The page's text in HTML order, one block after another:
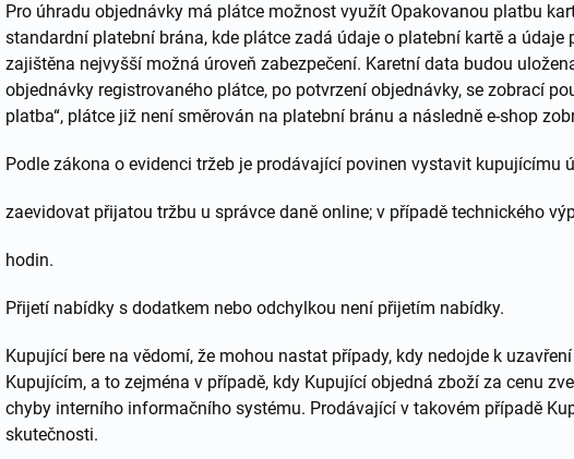
Pro úhradu objednávky má plátce možnost využít Opakovanou platbu
standardní platební brána, kde plátce zadá údaje o platební kartě a údaje
zajištěna nejvyšší možná úroveň zabezpečení. Karetní data budou
objednávky registrovaného plátce, po potvrzení objednávky, se zobrací
platba“, plátce již není směrován na platební bránu a následně e-shop
Podle zákona o evidenci tržeb je prodávající povinen vystavit kupujícímu
zaevidovat přijatou tržbu u správce daně online; v případě technického
hodin.
Přijetí nabídky s dodatkem nebo odchylkou není přijetím nabídky.
Kupující bere na vědomí, že mohou nastat případy, kdy nedojde k
Kupujícím, a to zejména v případě, kdy Kupující objedná zboží za cenu
chyby interního informačního systému. Prodávající v takovém případě
skutečnosti.